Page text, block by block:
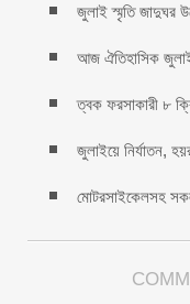
জুলাই স্মৃতি জাদুঘর
আজ ঐতিহাসিক
ত্বক ফরসাকারী ৮
জুলাইয়ে নির্যাতন,
মোটরসাইকেলসহ